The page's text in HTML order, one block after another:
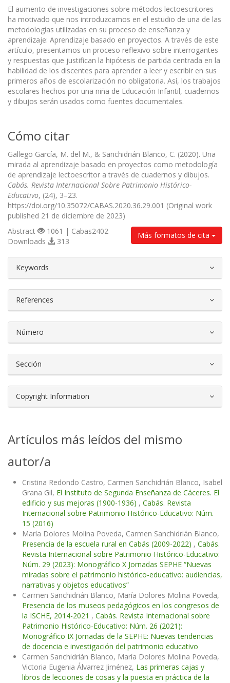
El aumento de investigaciones sobre métodos lectoescritores
ha motivado que nos introduzcamos en el estudio de una de las
metodologías utilizadas en su proceso de enseñanza y
aprendizaje: Aprendizaje basado en proyectos. A través de este
artículo, presentamos un proceso reflexivo sobre interrogantes
y respuestas que justifican la hipótesis de partida centrada en la
habilidad de los discentes para aprender a leer y escribir en sus
primeros años de escolarización no obligatoria. Así, los trabajos
escolares hechos por una niña de Educación Infantil, cuadernos
y dibujos serán usados como fuentes documentales.
Cómo citar
Gallego García, M. del M., & Sanchidrián Blanco, C. (2020). Una
mirada al aprendizaje basado en proyectos como metodología
de aprendizaje lectoescritor a través de cuadernos y dibujos.
Cabás. Revista Internacional Sobre Patrimonio Histórico-
Educativo, (24), 3–23.
https://doi.org/10.35072/CABAS.2020.36.29.001 (Original work
published 21 de diciembre de 2023)
Más formatos de cita
Abstract
1061 | Cabas2402
Downloads
313
Keywords
References
Número
Sección
Copyright Information
Artículos más leídos del mismo
autor/a
Cristina Redondo Castro, Carmen Sanchidrián Blanco, Isabel
Grana Gil, El Instituto de Segunda Enseñanza de Cáceres. El
edificio y sus mejoras (1900-1936) , Cabás. Revista
Internacional sobre Patrimonio Histórico-Educativo: Núm.
15 (2016)
María Dolores Molina Poveda, Carmen Sanchidrián Blanco,
Presencia de la escuela rural en Cabás (2009-2022) , Cabás.
Revista Internacional sobre Patrimonio Histórico-Educativo:
Núm. 29 (2023): Monográfico X Jornadas SEPHE “Nuevas
miradas sobre el patrimonio histórico-educativo: audiencias,
narrativas y objetos educativos”
Carmen Sanchidrián Blanco, María Dolores Molina Poveda,
Presencia de los museos pedagógicos en los congresos de
la ISCHE, 2014-2021 , Cabás. Revista Internacional sobre
Patrimonio Histórico-Educativo: Núm. 26 (2021):
Monográfico IX Jornadas de la SEPHE: Nuevas tendencias
de docencia e investigación del patrimonio educativo
Carmen Sanchidrián Blanco, María Dolores Molina Poveda,
Victoria Eugenia Álvarrez Jiménez, Las primeras cajas y
libros de lecciones de cosas y la puesta en práctica de la